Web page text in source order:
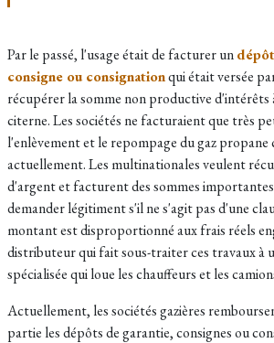
Par le passé, l'usage était de facturer un
consigne ou consignationqui était versée
récupérer la somme non productive
citerne. Les sociétés ne facturaient que très
l'enlèvement et le repompage du gaz propane
actuellement. Les multinationales veulent
d'argent et facturent des sommes
demander légitiment s'il ne s'agit pas d'une
montant est disproportionné aux frais réels
distributeur qui fait sous-traiter ces travaux à
spécialisée qui loue les chauffeurs et les
Actuellement, les sociétés gazières
partie lesdépôts de garantie, consignes ou